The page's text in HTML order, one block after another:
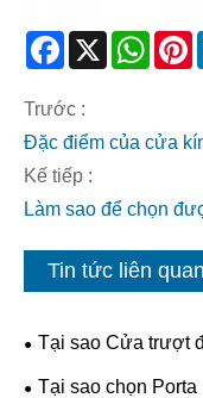
Facebook
X
Trước :
Đặc điểm của cửa
Kế tiếp :
Làm sao để chọn
Tin tức liên quan
Tại sao Cửa trượt
tòa nhà hiện đại?
Tại sao chọn